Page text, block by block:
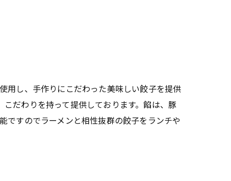
用し、手作りにこだわった美味しい餃子を提供
だわりを持って提供しております。餡は、豚
ですのでラーメンと相性抜群の餃子をランチや